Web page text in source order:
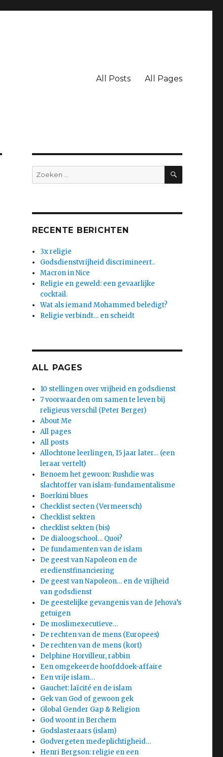
All Posts All Pages
Zoeken
naar:
ZOEKEN
RECENTE BERICHTEN
3x religie
Godsdienstvrijheid discrimineert..
Macron in Nice
Religie en geweld: een gevaarlijke
cocktail.
Wat als iemand Mohammed beledigt?
Religie verbindt… en scheidt
ALL PAGES
10 stellingen over vrijheid en godsdienst
7 voorwaarden om samen te leven bij
religieus verschil (Peter Berger)
About Me
All pages
All posts
Allochtone leerlingen, 15 jaar later… (een
leraar vertelt)
Benoem het gewoon: Rushdie was
slachtoffer van islam-fundamentalisme
Boerkini blues
Checklist secten (Vermeersch)
Checklist sekten
checklist sekten (bis)
De dialoogschool… Quoi?
De fundamenten van de islam
De geest van Napoleon en de
eredienstfinanciering
De geest van Napoleon… en de vrijheid
van godsdienst
De geestelijke gevangenis van de Jehova’s
getuigen
De moslimexecutieve…
De rechten van de mens (Europees)
De rechten van de mens (kort)
Delphine Horvilleur, rabbin
Een omgekeerde hoofddoek-affaire
Een vrije islam…
Gauchet: laïcité en de islam
Gek van God of gewoon gek
Global Gender Gap & Religion
God woont in Berchem
Godslasteraars (islam)
Godvergeten medeplichtigheid…
Henri Bergson: religie en een